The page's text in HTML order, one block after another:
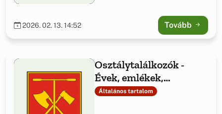
2026. 02. 13. 14:52 Tovább
Osztálytalálkozók -
Évek, emlékek,
nevetések – újra együtt!
Általános tartalom